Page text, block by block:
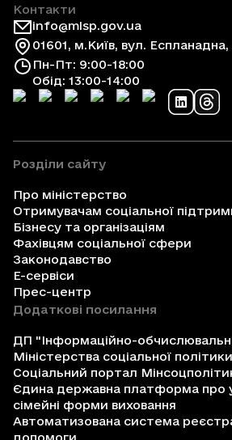
Контакти
info@mlsp.gov.ua
01601, м.Київ, вул. Еспланадна,
Пн-Пт: 9:00-18:00
Обід: 13:00-14:00
Розділи сайту
Про міністерство
Отримувачам соціальної
Бізнесу та організаціям
Фахівцям соціальної сфери
Законодавство
Е-сервіси
Прес-центр
Додаткові посилання
ДП "Інформаційно-
Міністерства соціальної політики
Соціальний портал
Єдина державна платформа про
сімейні форми виховання
Автоматизована система